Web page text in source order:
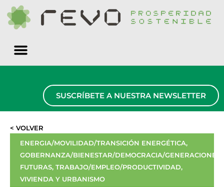
SUSCRÍBETE A NUESTRA NEWSLETTER
< VOLVER
ENERGIA/MOVILIDAD/TRANSICIÓN ENERGÉTICA,
GOBERNANZA/BIENESTAR/DEMOCRACIA/GENERACIONES
FUTURAS, TRABAJO/EMPLEO/PRODUCTIVIDAD,
VIVIENDA Y URBANISMO